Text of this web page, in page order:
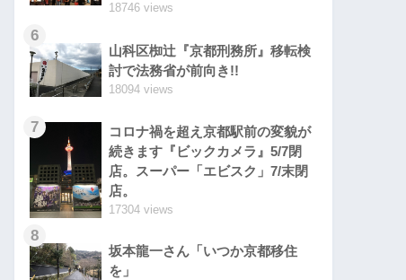
18746 views
6
山科区椥辻『京都刑務所』移転検
討で法務省が前向き!!
18094 views
7
コロナ禍を超え京都駅前の変貌が
続きます『ビックカメラ』5/7閉
店。スーパー「エビスク」7/末閉
店。
17304 views
8
坂本龍一さん「いつか京都移住
を」